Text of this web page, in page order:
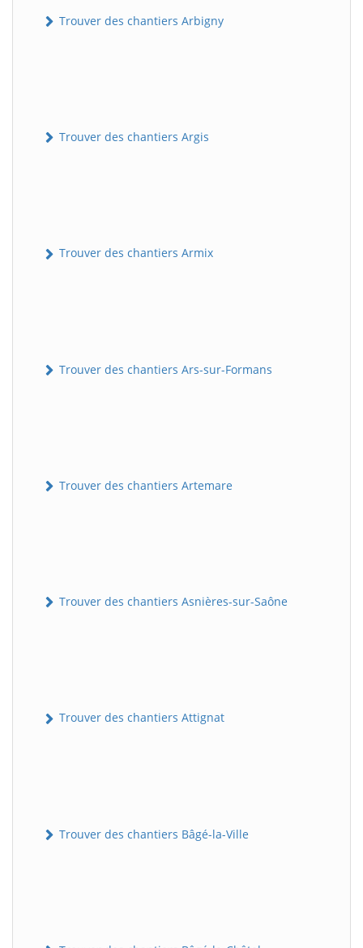
Trouver des chantiers Arbigny
Trouver des chantiers Argis
Trouver des chantiers Armix
Trouver des chantiers Ars-sur-Formans
Trouver des chantiers Artemare
Trouver des chantiers Asnières-sur-Saône
Trouver des chantiers Attignat
Trouver des chantiers Bâgé-la-Ville